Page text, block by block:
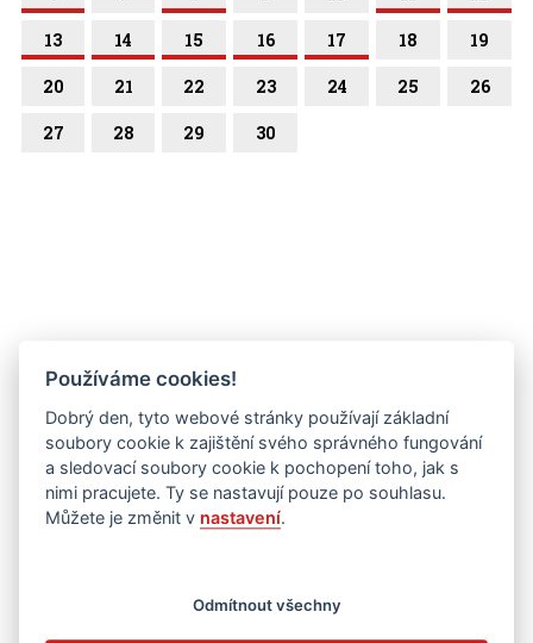
13 14 15 16 17 18 19
20 21 22 23 24 25 26
27 28 29 30
Používáme cookies!
Dobrý den, tyto webové stránky používají základní
soubory cookie k zajištění svého správného fungování
a sledovací soubory cookie k pochopení toho, jak s
nimi pracujete. Ty se nastavují pouze po souhlasu.
Můžete je změnit v nastavení.
Odmítnout všechny